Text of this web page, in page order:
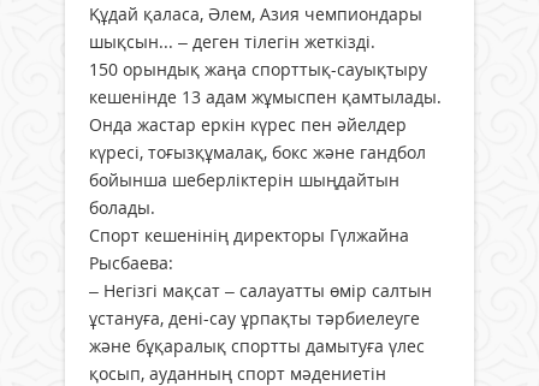
Құдай қаласа, Әлем, Азия чемпиондары
шықсын... – деген тілегін жеткізді.
150 орындық жаңа спорттық-сауықтыру
кешенінде 13 адам жұмыспен қамтылады.
Онда жастар еркін күрес пен әйелдер
күресі, тоғызқұмалақ, бокс және гандбол
бойынша шеберліктерін шыңдайтын
болады.
Спорт кешенінің директоры Гүлжайна
Рысбаева:
– Негізгі мақсат – салауатты өмір салтын
ұстануға, дені-сау ұрпақты тәрбиелеуге
және бұқаралық спортты дамытуға үлес
қосып, ауданның спорт мәдениетін